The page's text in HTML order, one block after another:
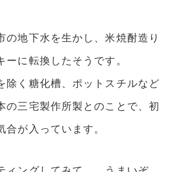
の地下水を生かし、米焼酎造り
ーに転換したそうです。
除く糖化槽、ポットスチルなど
の三宅製作所製とのことで、初
合が入っています。